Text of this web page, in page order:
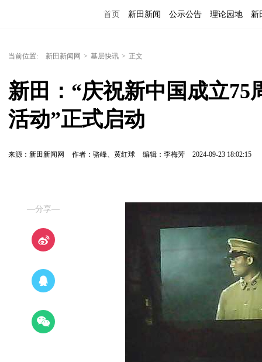
首页 新田新闻 公示公告 理论园地 新
当前位置: 新田新闻网 > 基层快讯 > 正文
新田：“庆祝新中国成立75
活动”正式启动
来源：新田新闻网 作者：骆峰、黄红球 编辑：李梅芳 2024-09-23 18:02:15
—分享—